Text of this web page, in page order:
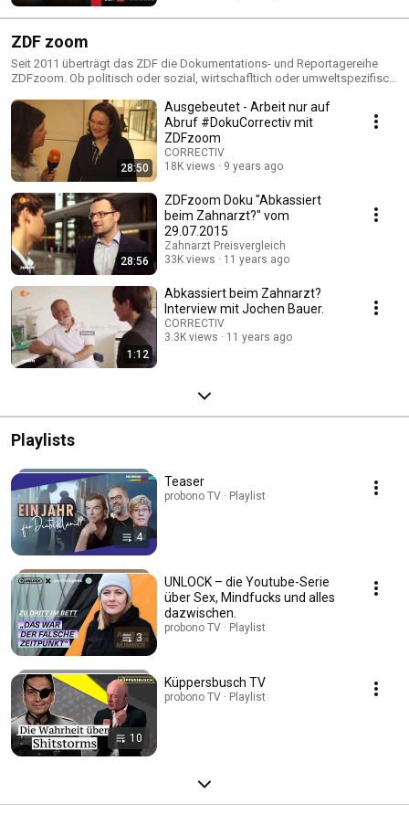
ZDF zoom
Seit 2011 überträgt das ZDF die Dokumentations- und Reportagereihe
ZDFzoom. Ob politisch oder sozial, wirtschafltich oder umweltspezifisch
sich mit nahezu allen, zuschauerrelevanten Themen. Weitere
Informationen zu unseren Produktionen: http://probono.tv
28:50
Ausgebeutet - Arbeit nur auf
Abruf #DokuCorrectiv mit
ZDFzoom
CORRECTIV
18K views
9 years ago
28:56
ZDFzoom Doku "Abkassiert
beim Zahnarzt?" vom
29.07.2015
Zahnarzt Preisvergleich
33K views
11 years ago
1:12
Abkassiert beim Zahnarzt?
Interview mit Jochen Bauer.
CORRECTIV
3.3K views
11 years ago
Playlists
4
Teaser
probono TV · Playlist
3
UNLOCK – die Youtube-Serie
über Sex, Mindfucks und alles
dazwischen.
probono TV · Playlist
10
Küppersbusch TV
probono TV · Playlist